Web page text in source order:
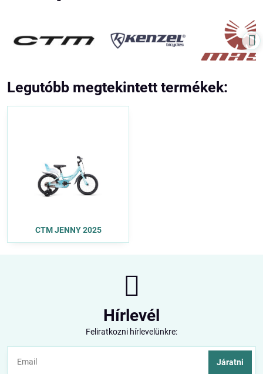
Legutóbb megtekintett termékek:
CTM JENNY 2025
Hírlevél
Feliratkozni hírlevelünkre:
Járatni